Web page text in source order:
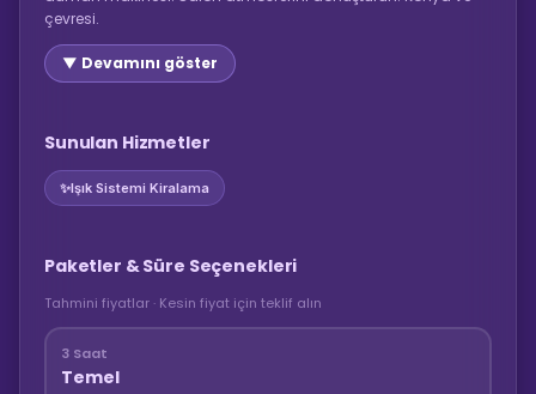
çevresi.
▼ Devamını göster
Sunulan Hizmetler
✨Işık Sistemi Kiralama
Paketler & Süre Seçenekleri
Tahmini fiyatlar · Kesin fiyat için teklif alın
3 Saat
Temel